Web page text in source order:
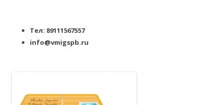
Тел: 89111567557
info@vmigspb.ru